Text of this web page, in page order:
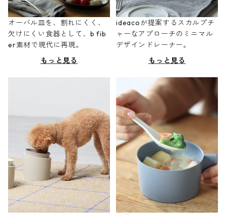
オーバル皿を、割れにくく、
欠けにくい食器として、b fib
er素材で現代に再現。
もっと見る
ideacoが提案するスカルプチ
ャーなアプローチのミニマル
デザインドレーナー。
もっと見る